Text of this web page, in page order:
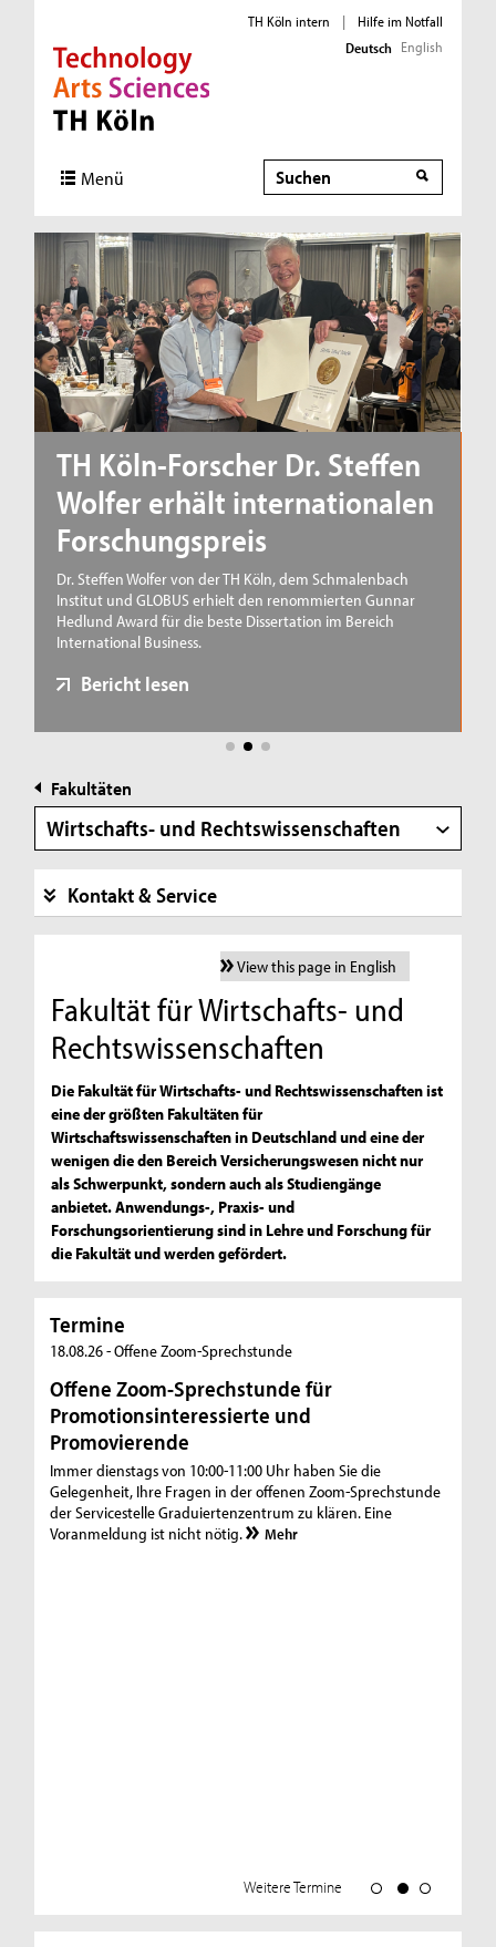
Direkt zur Hauptnavigation
Direkt zur Subnavigation
Direkt zum Inhalt
Direkt zum Fußbereich
TH Köln intern |
Hilfe im Notfall
Deutsch English
Menü Suche
Suche
TH Köln-Forscher Dr. Steffen
Wolfer erhält internationalen
Forschungspreis
Dr. Steffen Wolfer von der TH Köln, dem Schmalenbach
Institut und GLOBUS erhielt den renommierten Gunnar
Hedlund Award für die beste Dissertation im Bereich
International Business.
Bericht lesen
Fakultäten
Wirtschafts- und Rechtswissenschaften
Kontakt & Service
View this page in English
Fakultät für Wirtschafts- und
Rechtswissenschaften
Die Fakultät für Wirtschafts- und Rechtswissenschaften ist
eine der größten Fakultäten für
Wirtschaftswissenschaften in Deutschland und eine der
wenigen die den Bereich Versicherungswesen nicht nur
als Schwerpunkt, sondern auch als Studiengänge
anbietet. Anwendungs-, Praxis- und
Forschungsorientierung sind in Lehre und Forschung für
die Fakultät und werden gefördert.
Termine
18.08.26 - Offene Zoom-Sprechstunde
Offene Zoom-Sprechstunde für
Promotionsinteressierte und
Promovierende
Immer dienstags von 10:00-11:00 Uhr haben Sie die
Gelegenheit, Ihre Fragen in der offenen Zoom-Sprechstunde
der Servicestelle Graduiertenzentrum zu klären. Eine
Voranmeldung ist nicht nötig.
Mehr
Weitere Termine